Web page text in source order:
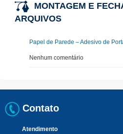
MONTAGEM E
ARQUIVOS
Papel de Parede – Adesivo de
Nenhum comentário
Contato
Atendimento